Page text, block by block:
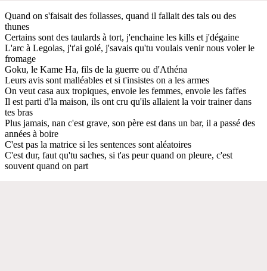
Quand on s'faisait des follasses, quand il fallait des tals ou des
thunes
Certains sont des taulards à tort, j'enchaine les kills et j'dégaine
L'arc à Legolas, j't'ai golé, j'savais qu'tu voulais venir nous voler le
fromage
Goku, le Kame Ha, fils de la guerre ou d'Athéna
Leurs avis sont malléables et si t'insistes on a les armes
On veut casa aux tropiques, envoie les femmes, envoie les faffes
Il est parti d'la maison, ils ont cru qu'ils allaient la voir trainer dans
tes bras
Plus jamais, nan c'est grave, son père est dans un bar, il a passé des
années à boire
C'est pas la matrice si les sentences sont aléatoires
C'est dur, faut qu'tu saches, si t'as peur quand on pleure, c'est
souvent quand on part